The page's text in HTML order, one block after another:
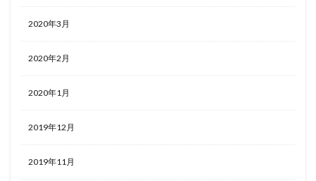
2020年3月
2020年2月
2020年1月
2019年12月
2019年11月